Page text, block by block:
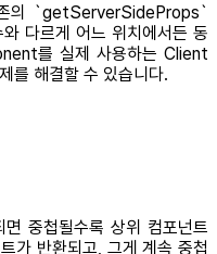
의 `getServerSideProps`
다르게 어느 위치에서든 동
를 실제 사용하는 Client
를 해결할 수 있습니다.
중첩될수록 상위 컴포넌트
가 반환되고, 그게 계속 중첩